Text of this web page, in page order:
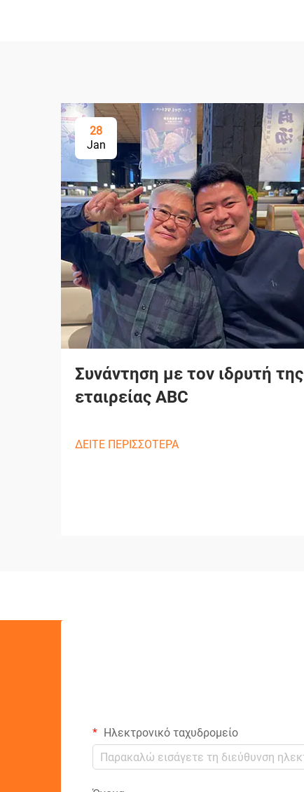
28
Jan
Συνάντηση με τον ιδρυτή της
εταιρείας ABC
ΔΕΙΤΕ ΠΕΡΙΣΣΟΤΕΡΑ
Ηλεκτρονικό ταχυδρομείο